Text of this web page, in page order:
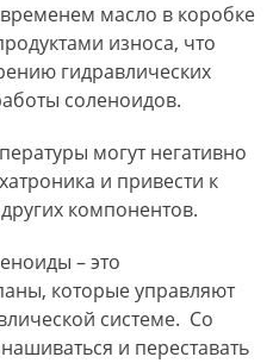
масло в коробке
износа, что
гидравлических
соленоидов.
могут негативно
и привести к
компонентов.
– это
которые управляют
системе. Со
и переставать